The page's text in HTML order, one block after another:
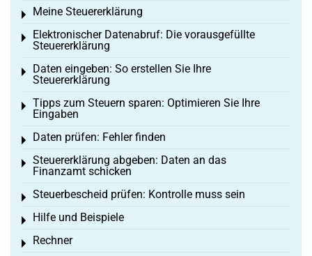
Meine Steuererklärung
Toggle menu
Elektronischer Datenabruf: Die vorausgefüllte
Steuererklärung
Toggle menu
Daten eingeben: So erstellen Sie Ihre
Steuererklärung
Toggle menu
Tipps zum Steuern sparen: Optimieren Sie Ihre
Eingaben
Toggle menu
Daten prüfen: Fehler finden
Toggle menu
Steuererklärung abgeben: Daten an das
Finanzamt schicken
Toggle menu
Steuerbescheid prüfen: Kontrolle muss sein
Toggle menu
Hilfe und Beispiele
Toggle menu
Rechner
Toggle menu